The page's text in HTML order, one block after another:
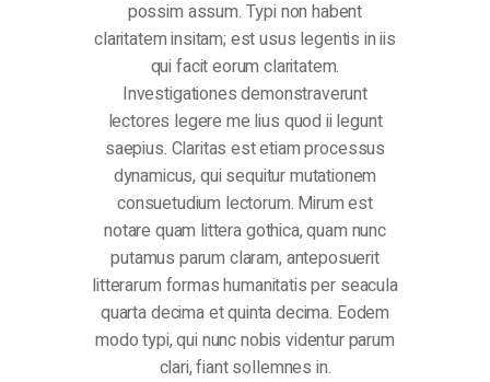
possim assum. Typi non habent
claritatem insitam; est usus legentis in iis
qui facit eorum claritatem.
Investigationes demonstraverunt
lectores legere me lius quod ii legunt
saepius. Claritas est etiam processus
dynamicus, qui sequitur mutationem
consuetudium lectorum. Mirum est
notare quam littera gothica, quam nunc
putamus parum claram, anteposuerit
litterarum formas humanitatis per seacula
quarta decima et quinta decima. Eodem
modo typi, qui nunc nobis videntur parum
clari, fiant sollemnes in.